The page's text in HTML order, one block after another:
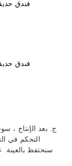
ج: بعد الإنتاج ،
سنحتفظ